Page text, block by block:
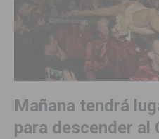
Mañana tendrá
para descender